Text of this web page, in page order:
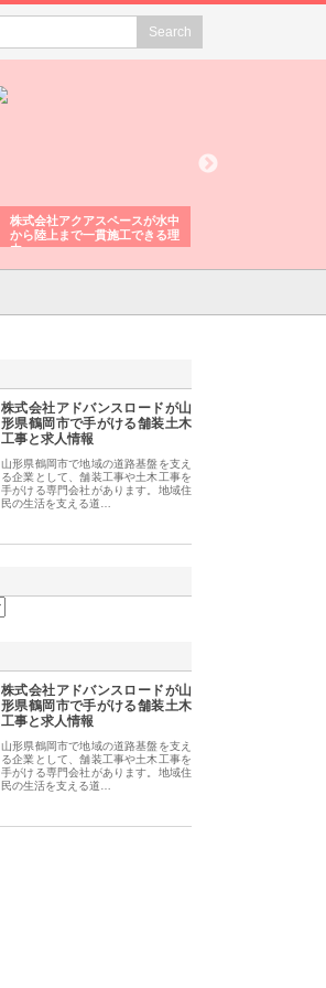
株式会社アクアスペースが水中
から陸上まで一貫施工できる理
由
株式会社アドバンスロードが山
形県鶴岡市で手がける舗装土木
工事と求人情報
山形県鶴岡市で地域の道路基盤を支え
る企業として、舗装工事や土木工事を
手がける専門会社があります。地域住
民の生活を支える道…
株式会社アドバンスロードが山
形県鶴岡市で手がける舗装土木
工事と求人情報
山形県鶴岡市で地域の道路基盤を支え
る企業として、舗装工事や土木工事を
手がける専門会社があります。地域住
民の生活を支える道…